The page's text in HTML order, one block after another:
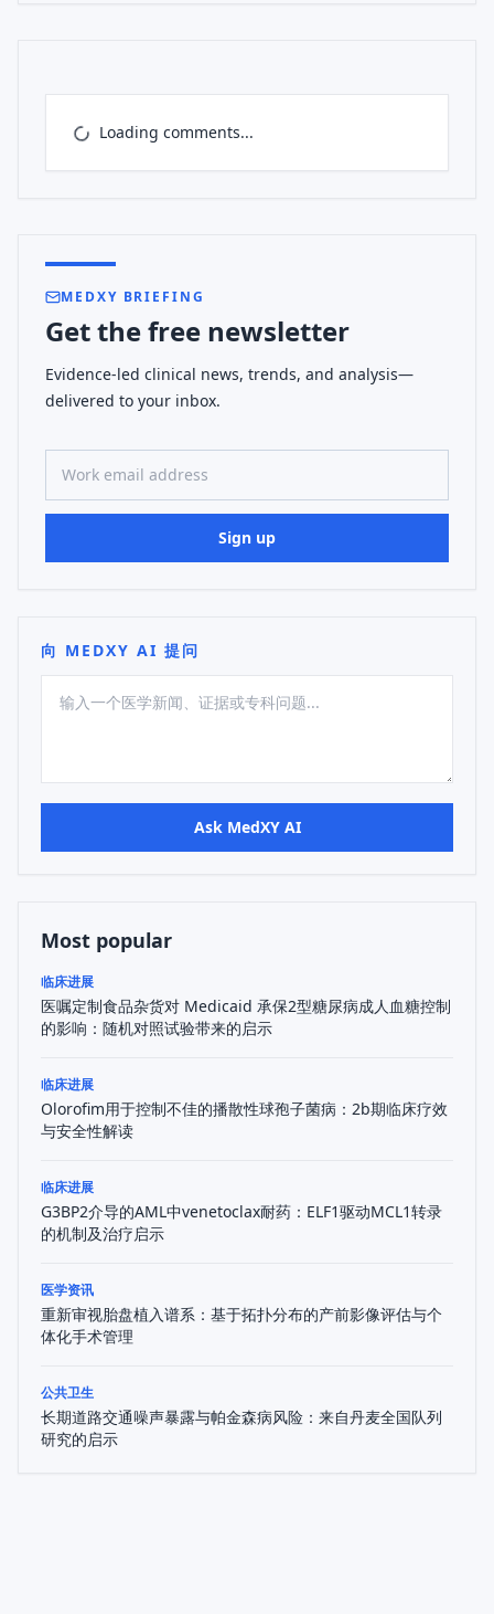
Loading comments...
MEDXY BRIEFING
Get the free newsletter
Evidence-led clinical news, trends, and analysis—
delivered to your inbox.
Work email address
Sign up
向 MEDXY AI 提问
Ask MedXY AI
Most popular
临床进展
医嘱定制食品杂货对 Medicaid 承保2型糖尿病成人血糖控制
的影响：随机对照试验带来的启示
临床进展
Olorofim用于控制不佳的播散性球孢子菌病：2b期临床疗效
与安全性解读
临床进展
G3BP2介导的AML中venetoclax耐药：ELF1驱动MCL1转录
的机制及治疗启示
医学资讯
重新审视胎盘植入谱系：基于拓扑分布的产前影像评估与个
体化手术管理
公共卫生
长期道路交通噪声暴露与帕金森病风险：来自丹麦全国队列
研究的启示